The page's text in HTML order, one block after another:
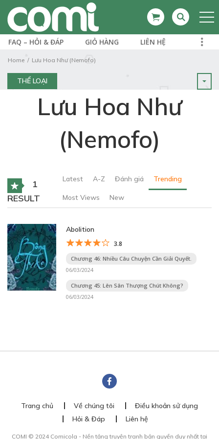
FAQ – HỎI & ĐÁP GIỎ HÀNG LIÊN HỆ
Home Lưu Hoa Như (Nemofo)
THỂ LOẠI
Lưu Hoa Như
(Nemofo)
1
RESULT
Latest A-Z Đánh giá Trending
Most Views New
Abolition
3.8
Chương 46: Nhiều Câu Chuyện Cần Giải Quyết.
06/03/2024
Chương 45: Lên Sân Thượng Chút Không?
06/03/2024
Trang chủ Về chúng tôi
Điều khoản sử dụng
Hỏi & Đáp
Liên hệ
COMI © 2024 Comicola - Nền tảng truyện tranh bản quyền duy nhất tại